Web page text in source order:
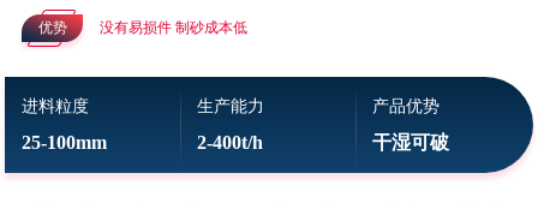
优势 没有易损件 制砂成本低
进料粒度
25-100mm
生产能力
2-400t/h
产品优势
干湿可破